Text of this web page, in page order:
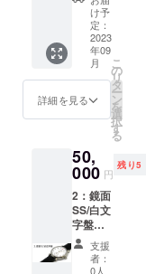
引き】
・商品
ジャン
ル（手
巻き時
計組立
てキッ
ト） ・
１．必
要な工
具一
式
２.
機械式
手巻
ムーブ
け予
定：
2023
年09
月
詳細を見る
こ
の
リ
タ
ー
ン
を
選
択
す
る
50,
000 円
残り5
2：鏡面
SS/白文
字盤
【定価
55000
円から
支援
者：
0人